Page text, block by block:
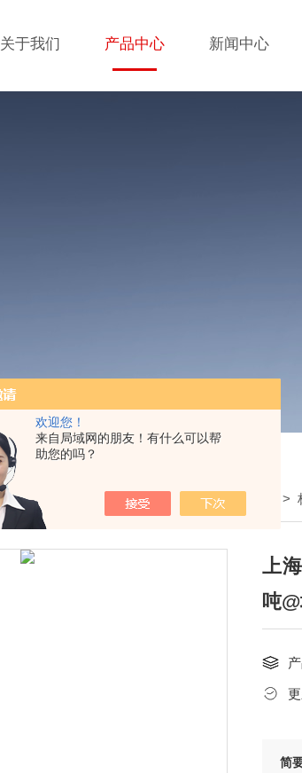
欢迎您！
来自局域网的朋友！有什么可以帮
助您的吗？
关于我们 产品中心 新闻中心
我的位置： >产品中心 >全电子地磅 >
上
吨
简